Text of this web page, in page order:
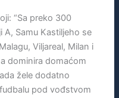
“Sa preko 300
A, Samu Kastiljeho se
Viljareal, Milan i
dominira domaćom
žele dodatno
pod vođstvom